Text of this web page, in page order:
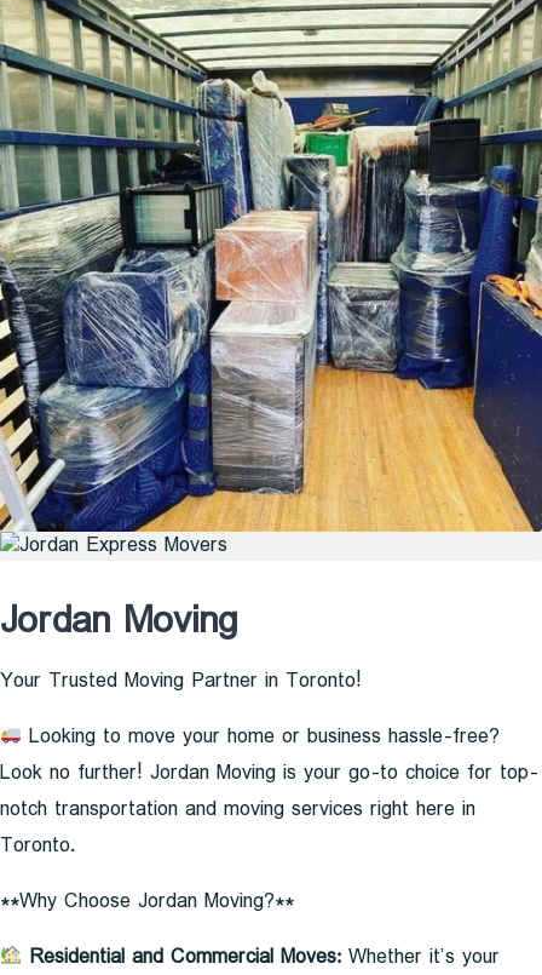
Jordan Moving
Your Trusted Moving Partner in Toronto!
Looking to move your home or business hassle-free?
Look no further! Jordan Moving is your go-to choice for top-
notch transportation and moving services right here in
Toronto.
**Why Choose Jordan Moving?**
Residential and Commercial Moves: Whether it’s your